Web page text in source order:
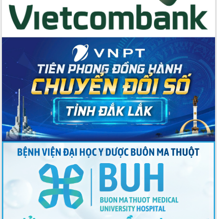
Huy giữ chức Bí thư Đảng ủy Ủy Ban
Nhân dân tỉnh
Bệnh án điện tử thúc đẩy chuyển đổi
số y tế tại Đắk Lắk
Chuyển đổi số thư viện: Mở rộng
không gian tri thức trong thời đại số
Đánh giá, rút kinh nghiệm công tác tổ
chức diễn tập trước ngày bầu cử
Chương trình “Gặp gỡ hữu nghị –
Friendship Meeting New Year 2026”
Bầu cử Quốc hội và HĐND: Cử tri Đắk
Lắk gửi gắm niềm tin, kỳ vọng vào lá
phiếu
Đắk Lắk sẵn sàng các điều kiện cho
Ngày hội bầu cử đại biểu Quốc hội
khóa XVI và HĐND các cấp nhiệm kỳ
Đảm bảo cuộc bầu cử đại biểu Quốc
hội và đại biểu HĐND các cấp diễn ra
an toàn, hiệu quả, đúng quy định